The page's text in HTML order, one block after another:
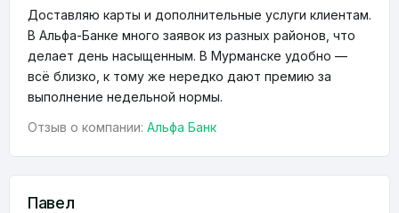
Доставляю карты и дополнительные услуги клиентам.
В Альфа-Банке много заявок из разных районов, что
делает день насыщенным. В Мурманске удобно —
всё близко, к тому же нередко дают премию за
выполнение недельной нормы.
Отзыв о компании: Альфа Банк
Павел